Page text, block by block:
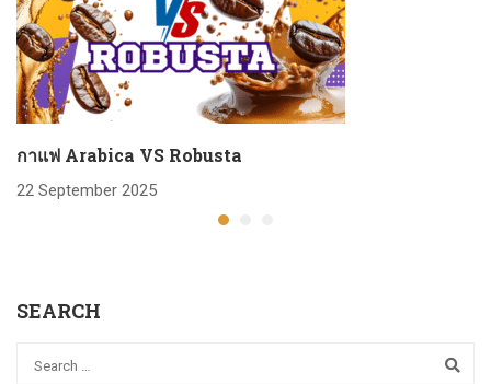
กาแฟ Arabica VS Robusta
22 September 2025
SEARCH